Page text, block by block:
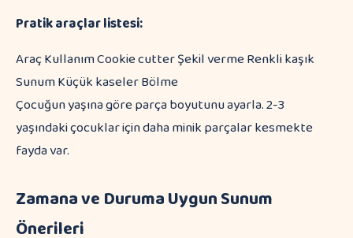
Pratik araçlar listesi:
Araç Kullanım Cookie cutter Şekil verme Renkli kaşık
Sunum Küçük kaseler Bölme
Çocuğun yaşına göre parça boyutunu ayarla. 2-3
yaşındaki çocuklar için daha minik parçalar kesmekte
fayda var.
Zamana ve Duruma Uygun Sunum
Önerileri